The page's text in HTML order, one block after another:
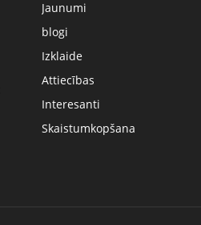
Jaunumi
blogi
Izklaide
Attiecības
Interesanti
Skaistumkopšana